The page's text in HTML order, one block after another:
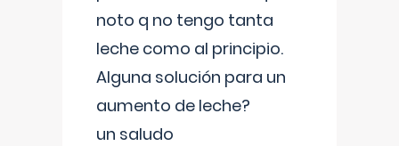
noto q no tengo tanta
leche como al principio.
Alguna solución para un
aumento de leche?
un saludo